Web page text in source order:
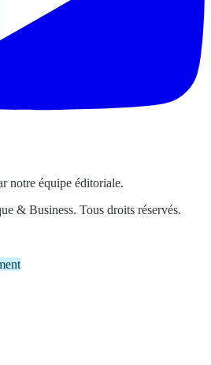
notre équipe éditoriale.
& Business. Tous droits réservés.